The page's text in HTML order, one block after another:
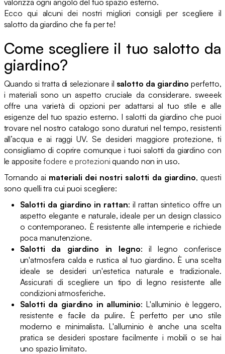
Ecco qui alcuni dei nostri migliori consigli per scegliere il
salotto da giardino che fa per te!
Come scegliere il tuo salotto da
giardino?
Quando si tratta di selezionare il salotto da giardino perfetto,
i materiali sono un aspetto cruciale da considerare. sweeek
offre una varietà di opzioni per adattarsi al tuo stile e alle
esigenze del tuo spazio esterno. I salotti da giardino che puoi
trovare nel nostro catalogo sono duraturi nel tempo, resistenti
all’acqua e ai raggi UV. Se desideri maggiore protezione, ti
consigliamo di coprire comunque i tuoi salotti da giardino con
le appositefodere e protezioni quando non in uso.
Tornando ai materiali dei nostri salotti da giardino, questi
sono quelli tra cui puoi scegliere:
Salotti da giardino in rattan: il rattan sintetico offre un
aspetto elegante e naturale, ideale per un design classico
o contemporaneo. È resistente alle intemperie e richiede
poca manutenzione.
Salotti da giardino in legno: il legno conferisce
un'atmosfera calda e rustica al tuo giardino. È una scelta
ideale se desideri un'estetica naturale e tradizionale.
Assicurati di scegliere un tipo di legno resistente alle
condizioni atmosferiche.
Salotti da giardino in alluminio: L'alluminio è leggero,
resistente e facile da pulire. È perfetto per uno stile
moderno e minimalista. L'alluminio è anche una scelta
pratica se desideri spostare facilmente i mobili o se hai
uno spazio limitato.